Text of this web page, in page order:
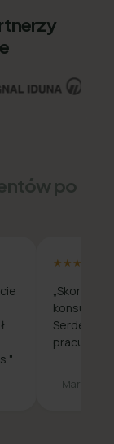
po
★★★★★
pracuje
— Marcin W.